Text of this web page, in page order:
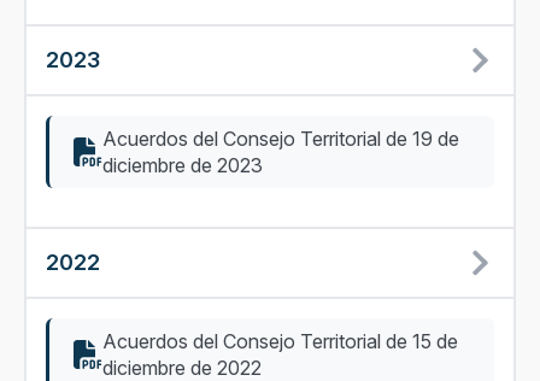
2023
Acuerdos del Consejo Territorial de 19 de
diciembre de 2023
2022
Acuerdos del Consejo Territorial de 15 de
diciembre de 2022